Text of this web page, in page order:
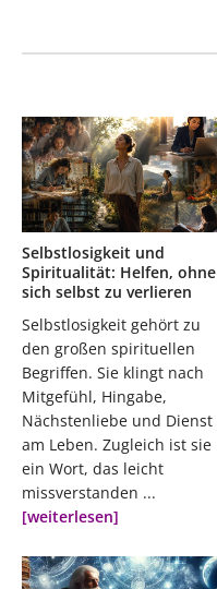
Selbstlosigkeit und
Spiritualität: Helfen, ohne
sich selbst zu verlieren
Selbstlosigkeit gehört zu
den großen spirituellen
Begriffen. Sie klingt nach
Mitgefühl, Hingabe,
Nächstenliebe und Dienst
am Leben. Zugleich ist sie
ein Wort, das leicht
missverstanden ...
[weiterlesen]